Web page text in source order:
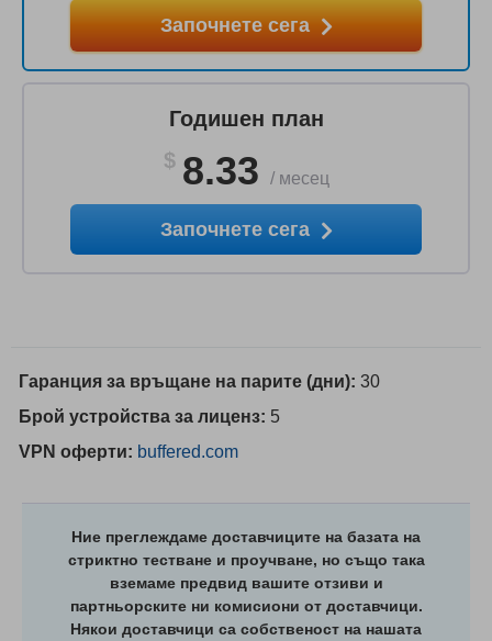
Започнете сега
Годишен план
$ 8.33 / месец
Започнете сега
Гаранция за връщане на парите (дни): 30
Брой устройства за лиценз: 5
VPN оферти: buffered.com
Ние преглеждаме доставчиците на базата на
стриктно тестване и проучване, но също така
вземаме предвид вашите отзиви и
партньорските ни комисиони от доставчици.
Някои доставчици са собственост на нашата